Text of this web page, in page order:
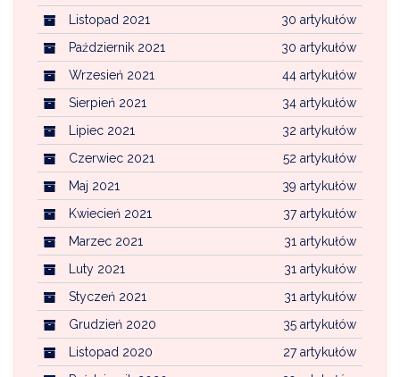
30 artykułów
Listopad 2021
30 artykułów
Październik 2021
44 artykułów
Wrzesień 2021
34 artykułów
Sierpień 2021
32 artykułów
Lipiec 2021
52 artykułów
Czerwiec 2021
39 artykułów
Maj 2021
37 artykułów
Kwiecień 2021
31 artykułów
Marzec 2021
31 artykułów
Luty 2021
31 artykułów
Styczeń 2021
35 artykułów
Grudzień 2020
27 artykułów
Listopad 2020